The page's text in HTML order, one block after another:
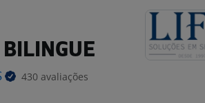
430 avaliações